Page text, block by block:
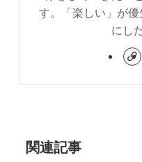
す。「楽しい」が
にし
関連記事